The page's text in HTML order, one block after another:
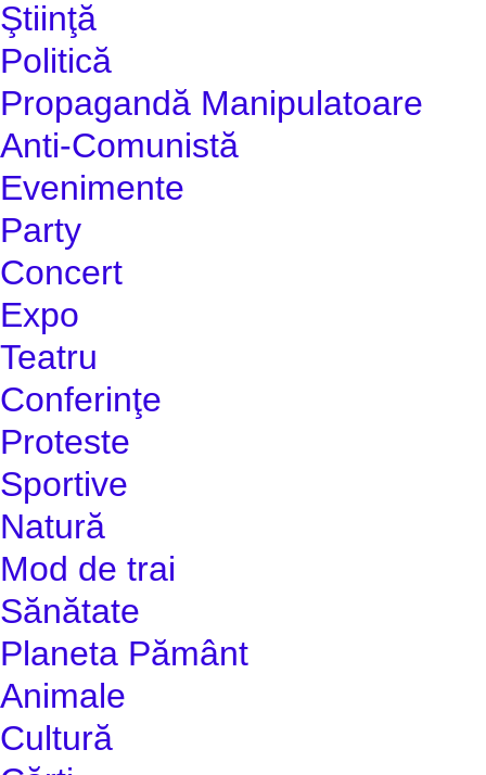
Ştiinţă
Politică
Propagandă Manipulatoare
Anti-Comunistă
Evenimente
Party
Concert
Expo
Teatru
Conferinţe
Proteste
Sportive
Natură
Mod de trai
Sănătate
Planeta Pământ
Animale
Cultură